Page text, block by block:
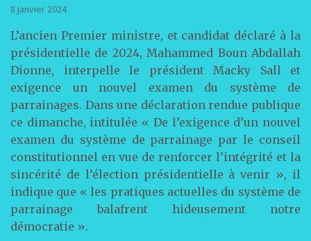
8 janvier 2024
L’ancien Premier ministre, et candidat déclaré à la
présidentielle de 2024, Mahammed Boun Abdallah
Dionne, interpelle le président Macky Sall et
exigence un nouvel examen du système de
parrainages. Dans une déclaration rendue publique
ce dimanche, intitulée « De l’exigence d’un nouvel
examen du système de parrainage par le conseil
constitutionnel en vue de renforcer l’intégrité et la
sincérité de l’élection présidentielle à venir », il
indique que « les pratiques actuelles du système de
parrainage balafrent hideusement notre
démocratie ».